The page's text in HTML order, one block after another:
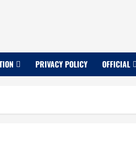
PRIVACY POLICY OFFICIAL